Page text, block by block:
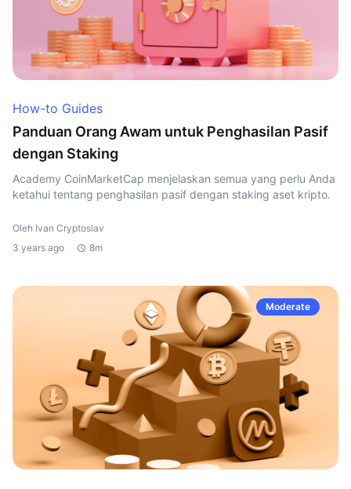
How-to Guides
Panduan Orang Awam untuk Penghasilan Pasif
dengan Staking
Academy CoinMarketCap menjelaskan semua yang perlu Anda
ketahui tentang penghasilan pasif dengan staking aset kripto.
Oleh Ivan Cryptoslav
3 years ago
8m
Moderate